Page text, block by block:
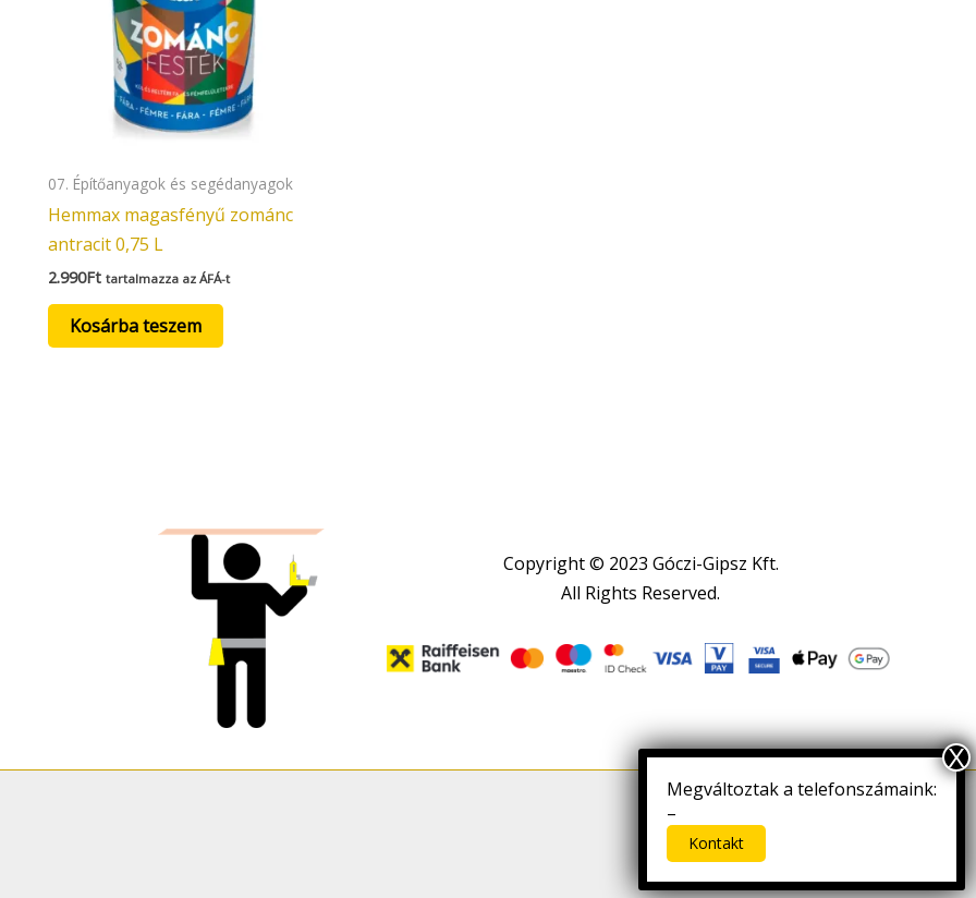
07. Építőanyagok és segédanyagok
Hemmax magasfényű zománc
antracit 0,75 L
2.990Ft tartalmazza az ÁFÁ-t
Kosárba teszem
Copyright © 2023 Góczi-Gipsz Kft.
All Rights Reserved.
Megváltoztak a telefonszámaink:
–
Kontakt